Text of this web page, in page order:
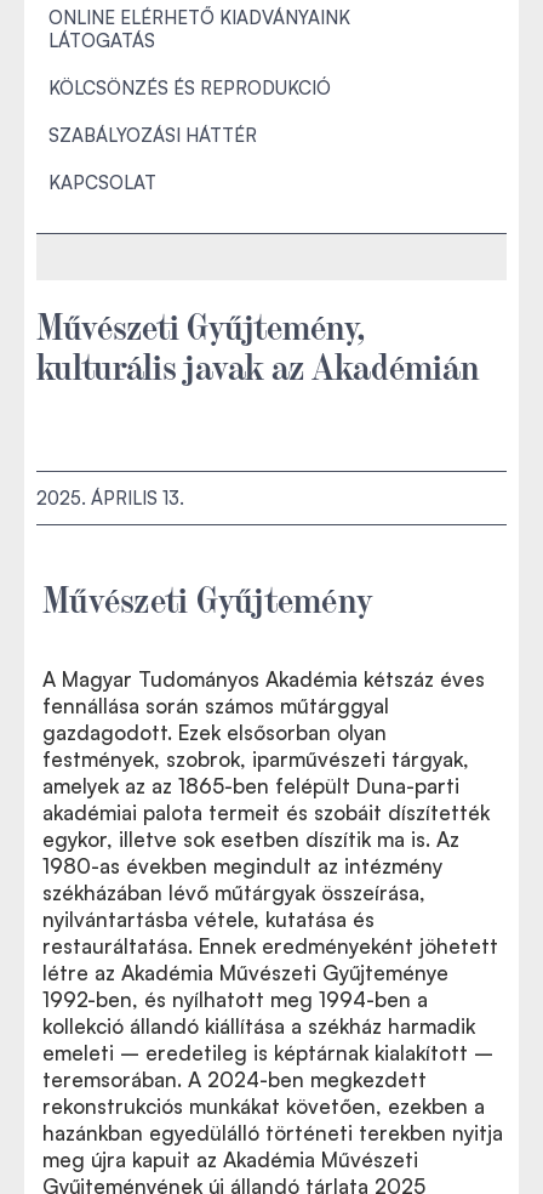
ONLINE ELÉRHETŐ KIADVÁNYAINK
LÁTOGATÁS
KÖLCSÖNZÉS ÉS REPRODUKCIÓ
SZABÁLYOZÁSI HÁTTÉR
KAPCSOLAT
Művészeti Gyűjtemény,
kulturális javak az Akadémián
2025. ÁPRILIS 13.
Művészeti Gyűjtemény
A Magyar Tudományos Akadémia kétszáz éves
fennállása során számos műtárggyal
gazdagodott. Ezek elsősorban olyan
festmények, szobrok, iparművészeti tárgyak,
amelyek az az 1865-ben felépült Duna-parti
akadémiai palota termeit és szobáit díszítették
egykor, illetve sok esetben díszítik ma is. Az
1980-as években megindult az intézmény
székházában lévő műtárgyak összeírása,
nyilvántartásba vétele, kutatása és
restauráltatása. Ennek eredményeként jöhetett
létre az Akadémia Művészeti Gyűjteménye
1992-ben, és nyílhatott meg 1994-ben a
kollekció állandó kiállítása a székház harmadik
emeleti – eredetileg is képtárnak kialakított –
teremsorában. A 2024-ben megkezdett
rekonstrukciós munkákat követően, ezekben a
hazánkban egyedülálló történeti terekben nyitja
meg újra kapuit az Akadémia Művészeti
Gyűjteményének új állandó tárlata 2025